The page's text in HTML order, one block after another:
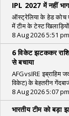
IPL 2027 में नहीं
ऑस्ट्रेलिया के हेड कोच
में टीम के टेस्ट
8 Aug 2026 5:51 pm
6 विकेट झटककर
से बचाया
AFGvsIRE इब्राहिम
विकेट) के बेहतरीन
8 Aug 2026 5:07 pm
भारतीय टीम को बड़ा